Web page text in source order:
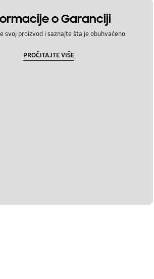
o Garanciji
svoj proizvod i saznajte šta je obuhvaćeno
PROČITAJTE VIŠE